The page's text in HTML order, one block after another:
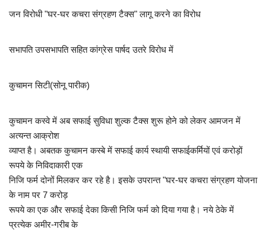
ईपेपर
राजनीति
जन विरोधी "घर-घर कचरा संग्रहण टैक्स" लागू करने का विरोध
सभापति उपसभापति सहित कांग्रेस पार्षद उतरे विरोध में
कुचामन सिटी(सोनू पारीक)
कुचामन कस्वे में अब सफाई सुविधा शुल्क टैक्स शुरू होने को लेकर आमजन में
अत्यन्त आक्रोश
व्याप्त है। अबतक कुचामन कस्बे में सफाई कार्य स्थायी सफाईकर्मियों एवं करोड़ों
रूपये के निविदाकारी एक
निजि फर्म दोनों मिलकर कर रहे है। इसके उपरान्त "घर-घर कचरा संग्रहण योजना
के नाम पर 7 करोड़
रूपये का एक और सफाई देका किसी निजि फर्म को दिया गया है। नये ठेके में
प्रत्येक अमीर-गरीब के